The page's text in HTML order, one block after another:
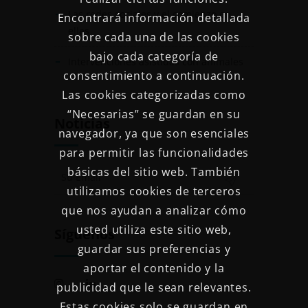
Las redes sociales y el comienzo en
ellas
Intervenciones asistidas con animales
Noticias
Síguenos
Encontrará información detallada
sobre cada una de las cookies
bajo cada categoría de
consentimiento a continuación.
Las cookies categorizadas como
“Necesarias” se guardan en su
navegador, ya que son esenciales
para permitir las funcionalidades
básicas del sitio web. También
utilizamos cookies de terceros
que nos ayudan a analizar cómo
usted utiliza este sitio web,
guardar sus preferencias y
aportar el contenido y la
publicidad que le sean relevantes.